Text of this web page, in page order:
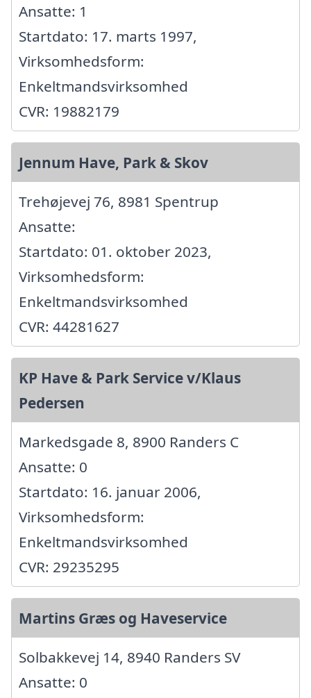
Ansatte: 1
Startdato: 17. marts 1997,
Virksomhedsform:
Enkeltmandsvirksomhed
CVR: 19882179
Jennum Have, Park & Skov
Trehøjevej 76, 8981 Spentrup
Ansatte:
Startdato: 01. oktober 2023,
Virksomhedsform:
Enkeltmandsvirksomhed
CVR: 44281627
KP Have & Park Service v/Klaus
Pedersen
Markedsgade 8, 8900 Randers C
Ansatte: 0
Startdato: 16. januar 2006,
Virksomhedsform:
Enkeltmandsvirksomhed
CVR: 29235295
Martins Græs og Haveservice
Solbakkevej 14, 8940 Randers SV
Ansatte: 0